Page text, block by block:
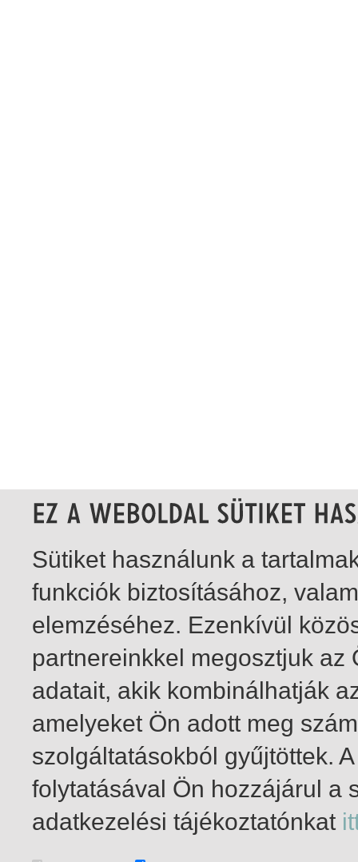
1-11 / insgesamt 11 Treffer
Sütiket használunk a
funkciók biztosításához,
elemzéséhez. Ezenkívül
partnereinkkel megosztjuk
adatait, akik kombinálhatják
amelyeket Ön adott meg
szolgáltatásokból gyűjtöttek.
folytatásával Ön hozzájárul a
adatkezelési tájékoztatónkat